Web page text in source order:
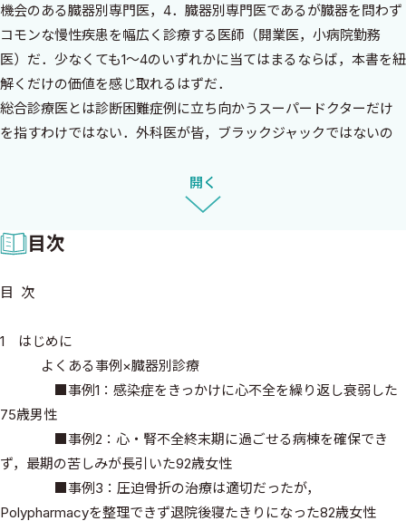
機会のある臓器別専門医，4．臓器別専門医であるが臓器を問わず
コモンな慢性疾患を幅広く診療する医師（開業医，小病院勤務
医）だ．少なくても1〜4のいずれかに当てはまるならば，本書を紐
解くだけの価値を感じ取れるはずだ．
総合診療医とは診断困難症例に立ち向かうスーパードクターだけ
を指すわけではない．外科医が皆，ブラックジャックではないの
悩み抜いた筆者が導き出した総合診療医の姿〜特定の疾患・臓器
に特化せず，特定の患者集団を長期的・継続的に見続ける医師〜
は現在最も必要とされている専門医の姿そのものかも知れない．
総合診療医とはどんなエキスパートであるかを教えてくれる本書
た，総合診療医との連携を図る専門医に読んで頂ければ，総合診
既存の縦割りの研修では得られる事がなかった考え方「慢性臓器
障害」が生まれたのは，研修指導に実直に取り組んできた筆者に
とっては必然だったのかも知れない．研修医が縦割りで培った知
識で一生懸命取り繕っても，横糸がない限り患者を掬い上げること
は困難な症例を何度も目の当たりにしたのだろう．多疾患罹患のあ
る高齢者の管理は大変難しく，bad endに終わることも珍しくはな
い．しかし，慢性臓器障害の考え方を持ち出すことにより，複雑
開く
目次
目 次
1 はじめに
よくある事例×臓器別診療
■事例1：感染症をきっかけに心不全を繰り返し衰弱した
75歳男性
■事例2：心・腎不全終末期に過ごせる病棟を確保でき
ず，最期の苦しみが長引いた92歳女性
■事例3：圧迫骨折の治療は適切だったが，
Polypharmacyを整理できず退院後寝たきりになった82歳女性